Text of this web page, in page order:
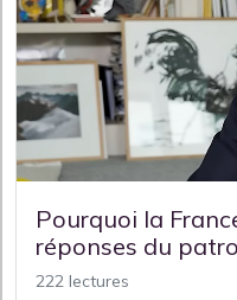
Pourquoi la
réponses du
222 lectures